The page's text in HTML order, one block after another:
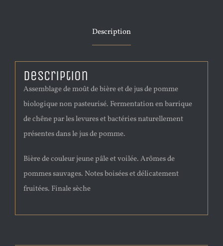
Description
Description
Assemblage de moût de bière et de jus de pomme
biologique non pasteurisé. Fermentation en barrique
de chêne par les levures et bactéries naturellement
présentes dans le jus de pomme.
Bière de couleur jeune pâle et voilée. Arômes de
pommes sauvages. Notes boisées et délicatement
fruitées. Finale sèche